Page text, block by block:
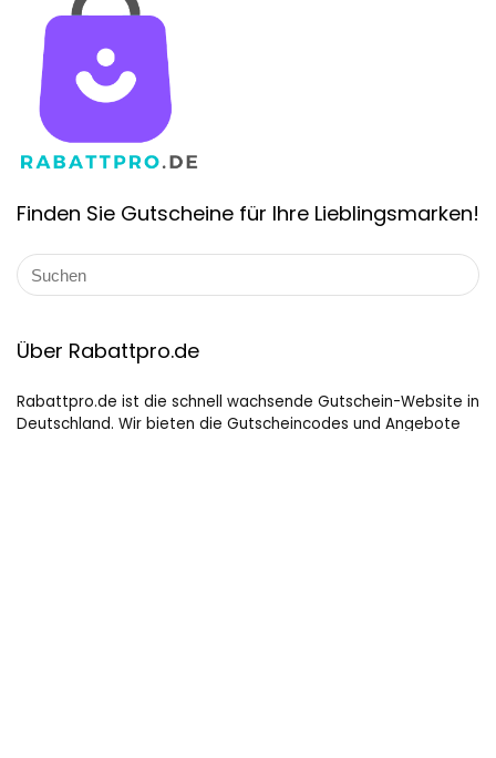
Finden Sie Gutscheine für Ihre Lieblingsmarken!
Über Rabattpro.de
Rabattpro.de ist die schnell wachsende Gutschein-Website in
Deutschland. Wir bieten die Gutscheincodes und Angebote